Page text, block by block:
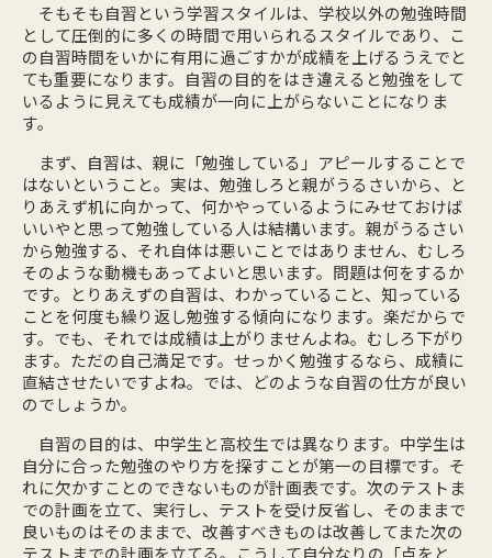
そもそも自習という学習スタイルは、学校以外の勉強時間
として圧倒的に多くの時間で用いられるスタイルであり、こ
の自習時間をいかに有用に過ごすかが成績を上げるうえでと
ても重要になります。自習の目的をはき違えると勉強をして
いるように見えても成績が一向に上がらないことになりま
す。
まず、自習は、親に「勉強している」アピールすることで
はないということ。実は、勉強しろと親がうるさいから、と
りあえず机に向かって、何かやっているようにみせておけば
いいやと思って勉強している人は結構います。親がうるさい
から勉強する、それ自体は悪いことではありません、むしろ
そのような動機もあってよいと思います。問題は何をするか
です。とりあえずの自習は、わかっていること、知っている
ことを何度も繰り返し勉強する傾向になります。楽だからで
す。でも、それでは成績は上がりませんよね。むしろ下がり
ます。ただの自己満足です。せっかく勉強するなら、成績に
直結させたいですよね。では、どのような自習の仕方が良い
のでしょうか。
自習の目的は、中学生と高校生では異なります。中学生は
自分に合った勉強のやり方を探すことが第一の目標です。そ
れに欠かすことのできないものが計画表です。次のテストま
での計画を立て、実行し、テストを受け反省し、そのままで
良いものはそのままで、改善すべきものは改善してまた次の
テストまでの計画を立てる。こうして自分なりの「点をと